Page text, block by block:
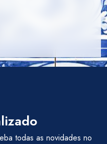
todas as novidades no